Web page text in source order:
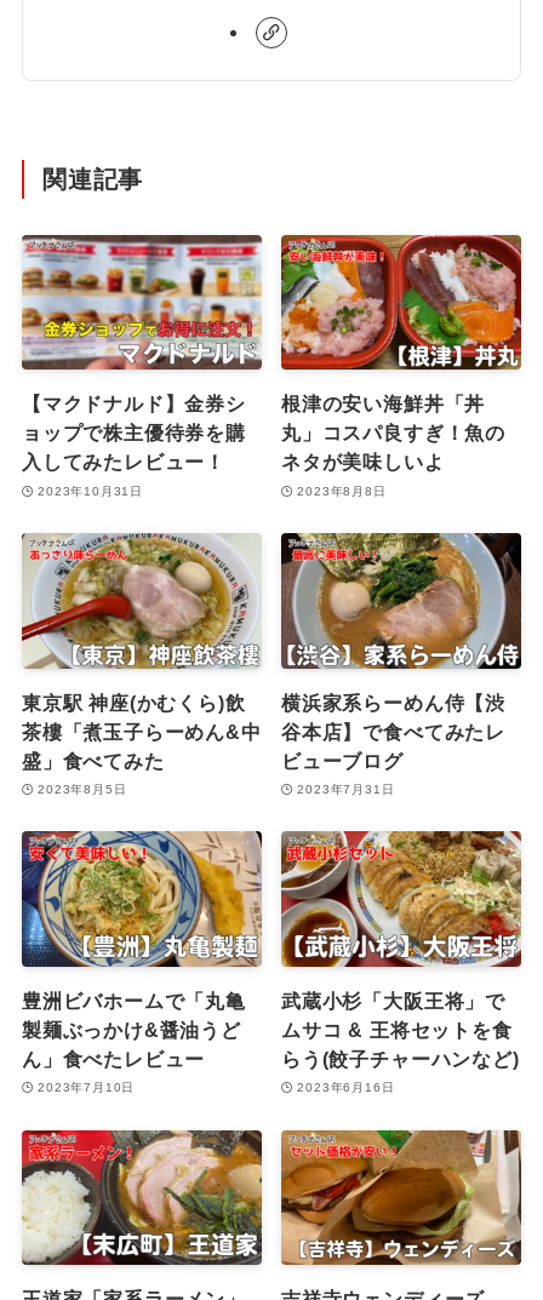
関連記事
【マクドナルド】金券シ
ョップで株主優待券を購
入してみたレビュー！
2023年10月31日
根津の安い海鮮丼「丼
丸」コスパ良すぎ！魚の
ネタが美味しいよ
2023年8月8日
東京駅 神座(かむくら)飲
茶樓「煮玉子らーめん&中
盛」食べてみた
2023年8月5日
横浜家系らーめん侍【渋
谷本店】で食べてみたレ
ビューブログ
2023年7月31日
豊洲ビバホームで「丸亀
製麺ぶっかけ&醤油うど
ん」食べたレビュー
2023年7月10日
武蔵小杉「大阪王将」で
ムサコ & 王将セットを食
らう(餃子チャーハンなど)
2023年6月16日